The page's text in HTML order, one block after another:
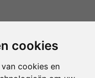
cookies
cookies en
voorkeuren